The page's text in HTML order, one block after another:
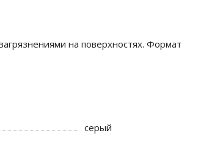
на поверхностях. Формат
серый